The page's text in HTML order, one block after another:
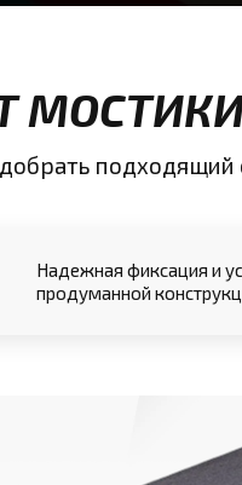
Надежная фиксация и
продуманной